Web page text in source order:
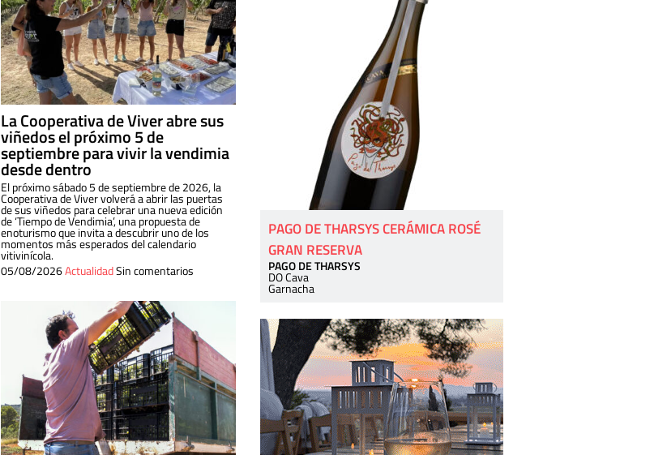
La Cooperativa de Viver abre sus
viñedos el próximo 5 de
septiembre para vivir la vendimia
desde dentro
El próximo sábado 5 de septiembre de 2026, la
Cooperativa de Viver volverá a abrir las puertas
de sus viñedos para celebrar una nueva edición
de ‘Tiempo de Vendimia’, una propuesta de
enoturismo que invita a descubrir uno de los
momentos más esperados del calendario
vitivinícola.
05/08/2026ActualidadSin comentarios
PAGO DE THARSYS CERÁMICA ROSÉ
GRAN RESERVA
PAGO DE THARSYS
DO Cava
Garnacha